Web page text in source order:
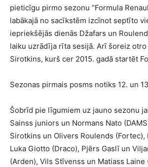
pieticīgu pirmo sezonu “Formula
labākajā no sacīkstēm izcīnot septīto
iepriekšējās dienās Džafars un
laiku uzrādīja rīta sesijā. Arī šoreiz
Sirotkins, kurš cer 2015. gadā startēt
Sezonas pirmais posms notiks 12. un
Šobrīd pie līgumiem uz jauno sezonu
Sainss juniors un Normans Nato
Sirotkins un Olivers Roulends (Fortec),
Luka Giotto (Draco), Pjērs Gaslī un
(Arden), Vils Stīvenss un Matiass Laine